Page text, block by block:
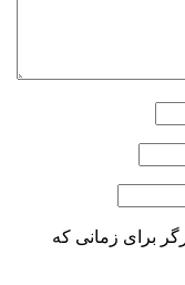
برای زمانی که